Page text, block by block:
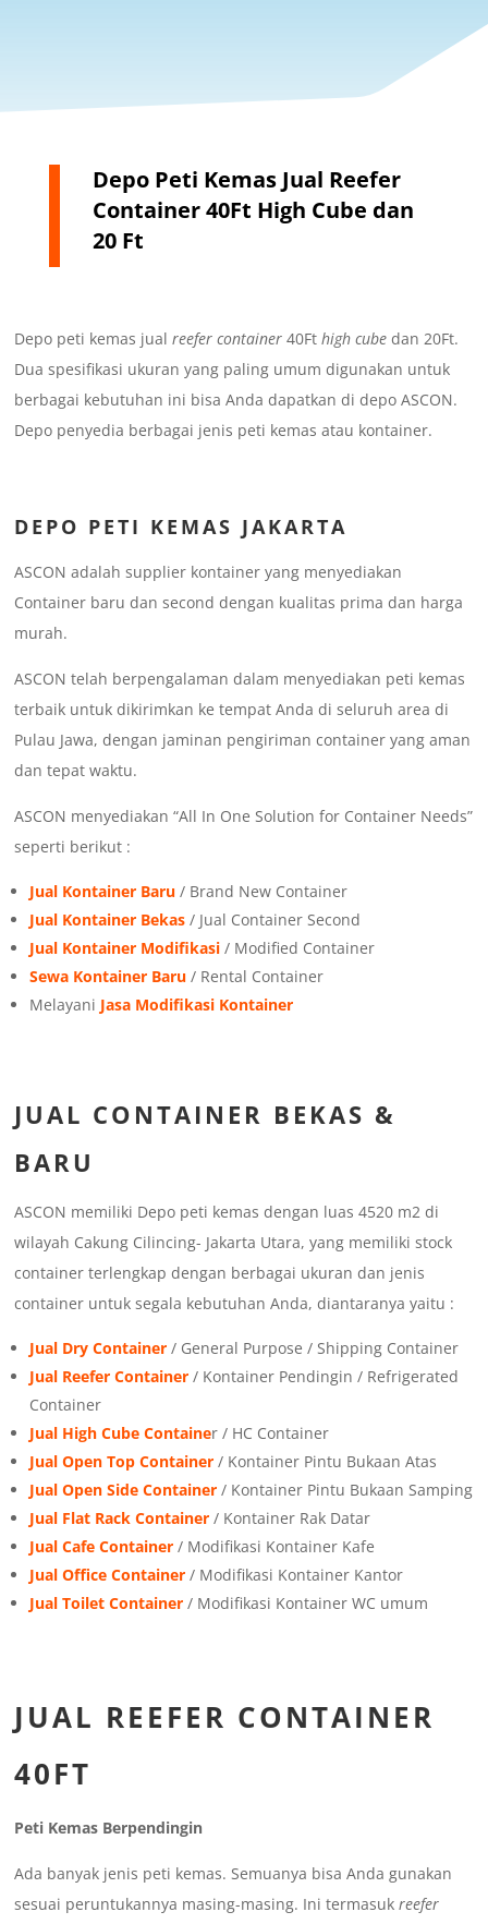
Depo Peti Kemas Jual Reefer
Container 40Ft High Cube dan
20 Ft
Depo peti kemas jualreefer container 40Fthigh cube dan 20Ft.
Dua spesifikasi ukuran yang paling umum digunakan untuk
berbagai kebutuhan ini bisa Anda dapatkan di depo ASCON.
Depo penyedia berbagai jenis peti kemas atau kontainer.
DEPO PETI KEMAS JAKARTA
ASCON adalah supplier kontainer yang menyediakan
Container baru dan second dengan kualitas prima dan harga
murah.
ASCON telah berpengalaman dalam menyediakan peti kemas
terbaik untuk dikirimkan ke tempat Anda di seluruh area di
Pulau Jawa, dengan jaminan pengiriman container yang aman
dan tepat waktu.
ASCON menyediakan “All In One Solution for Container Needs”
seperti berikut :
Jual Kontainer Baru / Brand New Container
Jual Kontainer Bekas / Jual Container Second
Jual Kontainer Modifikasi / Modified Container
Sewa Kontainer Baru / Rental Container
Melayani Jasa Modifikasi Kontainer
JUAL CONTAINER BEKAS &
BARU
ASCON memiliki Depo peti kemas dengan luas 4520 m2 di
wilayah Cakung Cilincing- Jakarta Utara, yang memiliki stock
container terlengkap dengan berbagai ukuran dan jenis
container untuk segala kebutuhan Anda, diantaranya yaitu :
Jual Dry Container / General Purpose / Shipping Container
Jual Reefer Container / Kontainer Pendingin / Refrigerated
Container
Jual High Cube Container / HC Container
Jual Open Top Container / Kontainer Pintu Bukaan Atas
Jual Open Side Container / Kontainer Pintu Bukaan Samping
Jual Flat Rack Container / Kontainer Rak Datar
Jual Cafe Container / Modifikasi Kontainer Kafe
Jual Office Container / Modifikasi Kontainer Kantor
Jual Toilet Container / Modifikasi Kontainer WC umum
JUAL REEFER CONTAINER
40FT
Peti Kemas Berpendingin
Ada banyak jenis peti kemas. Semuanya bisa Anda gunakan
sesuai peruntukannya masing-masing. Ini termasukreefer